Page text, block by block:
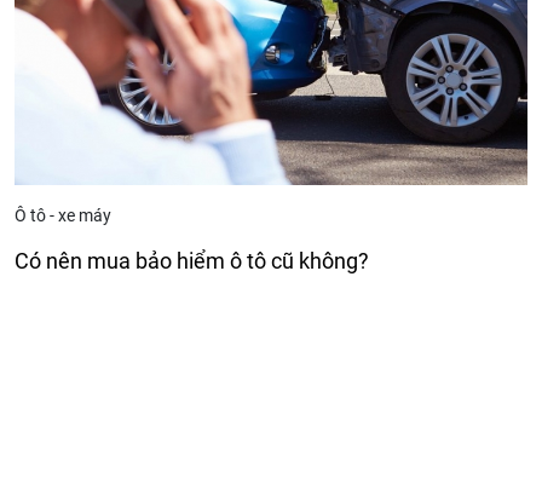
Ô tô - xe máy
Có nên mua bảo hiểm ô tô cũ không?